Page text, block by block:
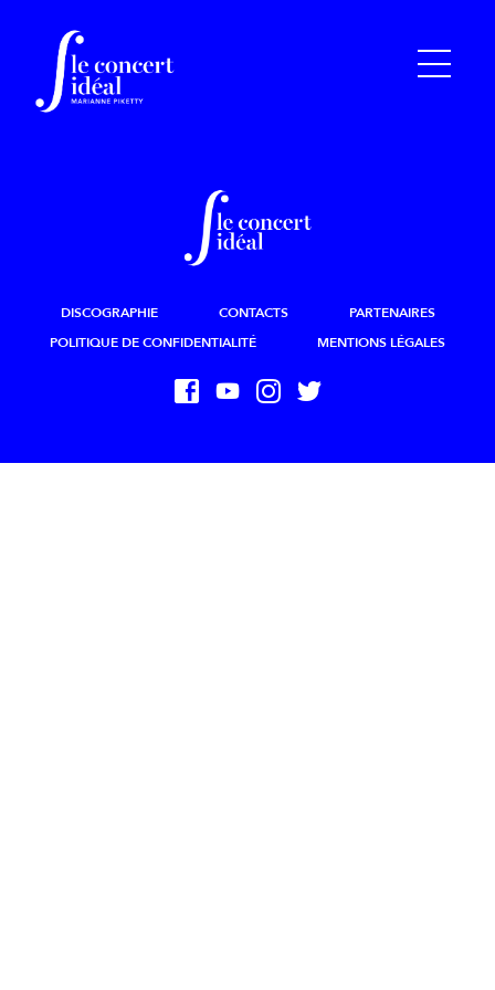
DISCOGRAPHIE CONTACTS
PARTENAIRES
POLITIQUE DE CONFIDENTIALITÉ
MENTIONS LÉGALES